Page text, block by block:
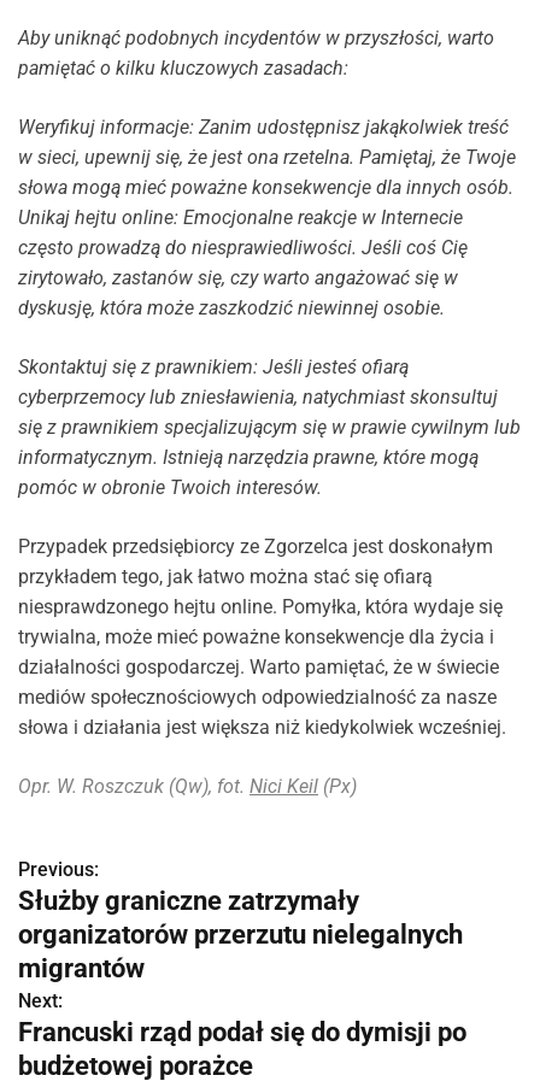
Aby uniknąć podobnych incydentów w przyszłości, warto
pamiętać o kilku kluczowych zasadach:
Weryfikuj informacje: Zanim udostępnisz jakąkolwiek treść
w sieci, upewnij się, że jest ona rzetelna. Pamiętaj, że Twoje
słowa mogą mieć poważne konsekwencje dla innych osób.
Unikaj hejtu online: Emocjonalne reakcje w Internecie
często prowadzą do niesprawiedliwości. Jeśli coś Cię
zirytowało, zastanów się, czy warto angażować się w
dyskusję, która może zaszkodzić niewinnej osobie.
Skontaktuj się z prawnikiem: Jeśli jesteś ofiarą
cyberprzemocy lub zniesławienia, natychmiast skonsultuj
się z prawnikiem specjalizującym się w prawie cywilnym lub
informatycznym. Istnieją narzędzia prawne, które mogą
pomóc w obronie Twoich interesów.
Przypadek przedsiębiorcy ze Zgorzelca jest doskonałym
przykładem tego, jak łatwo można stać się ofiarą
niesprawdzonego hejtu online. Pomyłka, która wydaje się
trywialna, może mieć poważne konsekwencje dla życia i
działalności gospodarczej. Warto pamiętać, że w świecie
mediów społecznościowych odpowiedzialność za nasze
słowa i działania jest większa niż kiedykolwiek wcześniej.
Opr. W. Roszczuk (Qw), fot. Nici Keil (Px)
N
a
w
i
g
Previous:
Służby graniczne zatrzymały
organizatorów przerzutu nielegalnych
migrantów
Next:
Francuski rząd podał się do dymisji po
budżetowej porażce